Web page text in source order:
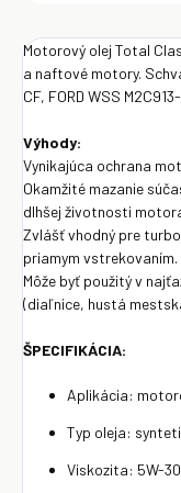
Motorový olej Total
a naftové motory.
CF, FORD WSS
Výhody:
Vynikajúca ochrana
Okamžité mazanie
dlhšej životnosti
Zvlášť vhodný pre
priamym vstrekovaním.
Môže byť použitý v
(diaľnice, hustá
ŠPECIFIKÁCIA:
Aplikácia:
Typ oleja:
Viskozita: 5W-30